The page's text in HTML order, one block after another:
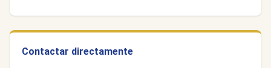
Contactar directamente